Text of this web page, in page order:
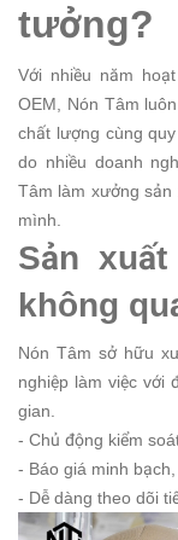
tưởng?
Với nhiều năm
OEM, Nón Tâm
chất lượng cùng
do nhiều doanh
Tâm làm xưởng
mình.
Sản
không
Nón Tâm sở hữu
nghiệp làm việc với
gian.
- Chủ động kiểm
- Báo giá minh
- Dễ dàng theo dõi